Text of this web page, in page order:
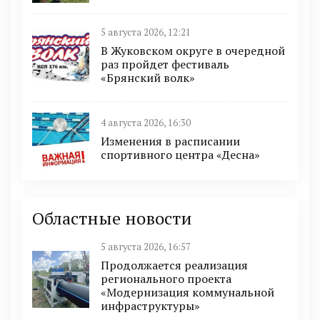
5 августа 2026, 12:21
В Жуковском округе в очередной
раз пройдет фестиваль
«Брянский волк»
4 августа 2026, 16:30
Изменения в расписании
спортивного центра «Десна»
Областные новости
5 августа 2026, 16:57
Продолжается реализация
регионального проекта
«Модернизация коммунальной
инфраструктуры»